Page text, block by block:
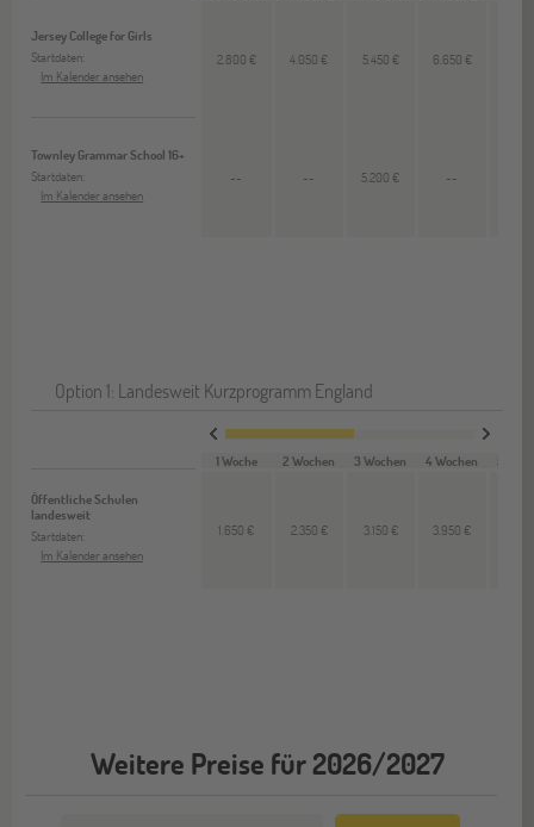
Jersey College for Girls
Startdaten:
Im Kalender ansehen
Townley Grammar School 16+
Startdaten:
Im Kalender ansehen
2.800 € 4.050 € 5.450 € 6.650 €
-- -- 5.200 € --
Option 1: Landesweit Kurzprogramm England
Öffentliche Schulen
landesweit
Startdaten:
Im Kalender ansehen
1 Woche 2 Wochen 3 Wochen 4 Wochen 5
1.650 € 2.350 € 3.150 € 3.950 €
Weitere Preise für 2026/2027